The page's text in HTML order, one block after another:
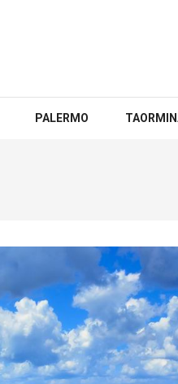
PALERMO